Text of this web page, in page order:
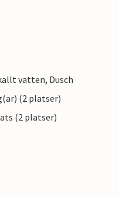
vatten, Dusch
(2 platser)
(2 platser)